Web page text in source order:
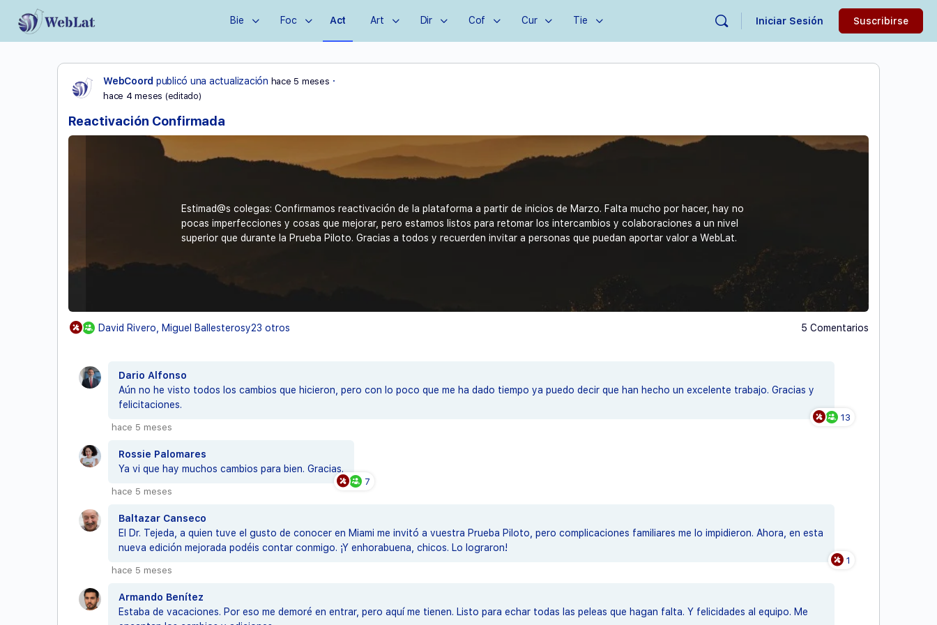
Bie Foc Act Art Dir Cof Cur Tie Iniciar Sesión Suscribirse
WebCoord publicó una actualización hace 5 meses ·
hace 4 meses (editado)
Reactivación Confirmada
Estimad@s colegas: Confirmamos reactivación de la plataforma a partir de inicios de Marzo. Falta mucho por hacer, hay no
pocas imperfecciones y cosas que mejorar, pero estamos listos para retomar los intercambios y colaboraciones a un nivel
superior que durante la Prueba Piloto. Gracias a todos y recuerden invitar a personas que puedan aportar valor a WebLat.
David Rivero, Miguel Ballesterosy23 otros 5 Comentarios
Dario Alfonso
Aún no he visto todos los cambios que hicieron, pero con lo poco que me ha dado tiempo ya puedo decir que han hecho un excelente trabajo. Gracias y
felicitaciones.
13
hace 5 meses
Rossie Palomares
Ya vi que hay muchos cambios para bien. Gracias.
7
hace 5 meses
Baltazar Canseco
El Dr. Tejeda, a quien tuve el gusto de conocer en Miami me invitó a vuestra Prueba Piloto, pero complicaciones familiares me lo impidieron. Ahora, en esta
nueva edición mejorada podéis contar conmigo. ¡Y enhorabuena, chicos. Lo lograron!
1
hace 5 meses
Armando Benítez
Estaba de vacaciones. Por eso me demoré en entrar, pero aquí me tienen. Listo para echar todas las peleas que hagan falta. Y felicidades al equipo. Me